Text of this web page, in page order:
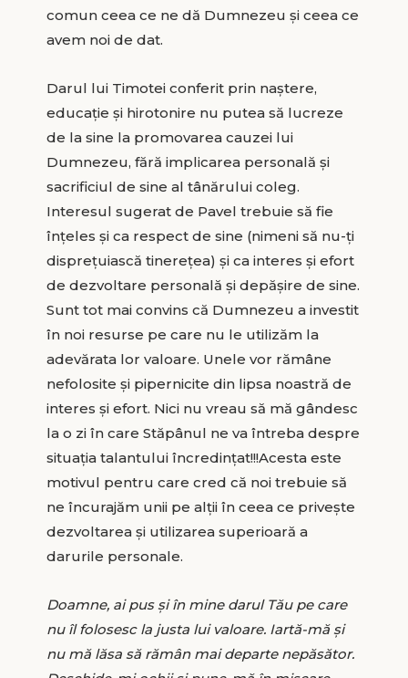
comun ceea ce ne dă Dumnezeu și ceea ce
avem noi de dat.
Darul lui Timotei conferit prin naștere,
educație și hirotonire nu putea să lucreze
de la sine la promovarea cauzei lui
Dumnezeu, fără implicarea personală și
sacrificiul de sine al tânărului coleg.
Interesul sugerat de Pavel trebuie să fie
înțeles și ca respect de sine (nimeni să nu-ți
disprețuiască tinerețea) și ca interes și efort
de dezvoltare personală și depășire de sine.
Sunt tot mai convins că Dumnezeu a investit
în noi resurse pe care nu le utilizăm la
adevărata lor valoare. Unele vor rămâne
nefolosite și pipernicite din lipsa noastră de
interes și efort. Nici nu vreau să mă gândesc
la o zi în care Stăpânul ne va întreba despre
situația talantului încredințat!!!Acesta este
motivul pentru care cred că noi trebuie să
ne încurajăm unii pe alții în ceea ce privește
dezvoltarea și utilizarea superioară a
darurile personale.
Doamne, ai pus și în mine darul Tău pe care
nu îl folosesc la justa lui valoare. Iartă-mă și
nu mă lăsa să rămân mai departe nepăsător.